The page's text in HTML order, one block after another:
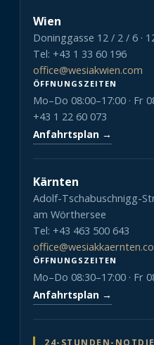
Wien
Doninggasse 12 / 2 / 6 ·
Tel: +43 1 33 60 196
office@wesiakwien.com
ÖFFNUNGSZEITEN
Mo–Do 08:00–17:00 · Fr
+43 1 22 60 073
Anfahrtsplan →
Kärnten
Adolf-Tschabuschnigg-
am Wörthersee
Tel: +43 463 500 643
ÖFFNUNGSZEITEN
Mo–Do 08:30–17:00 · Fr
Anfahrtsplan →